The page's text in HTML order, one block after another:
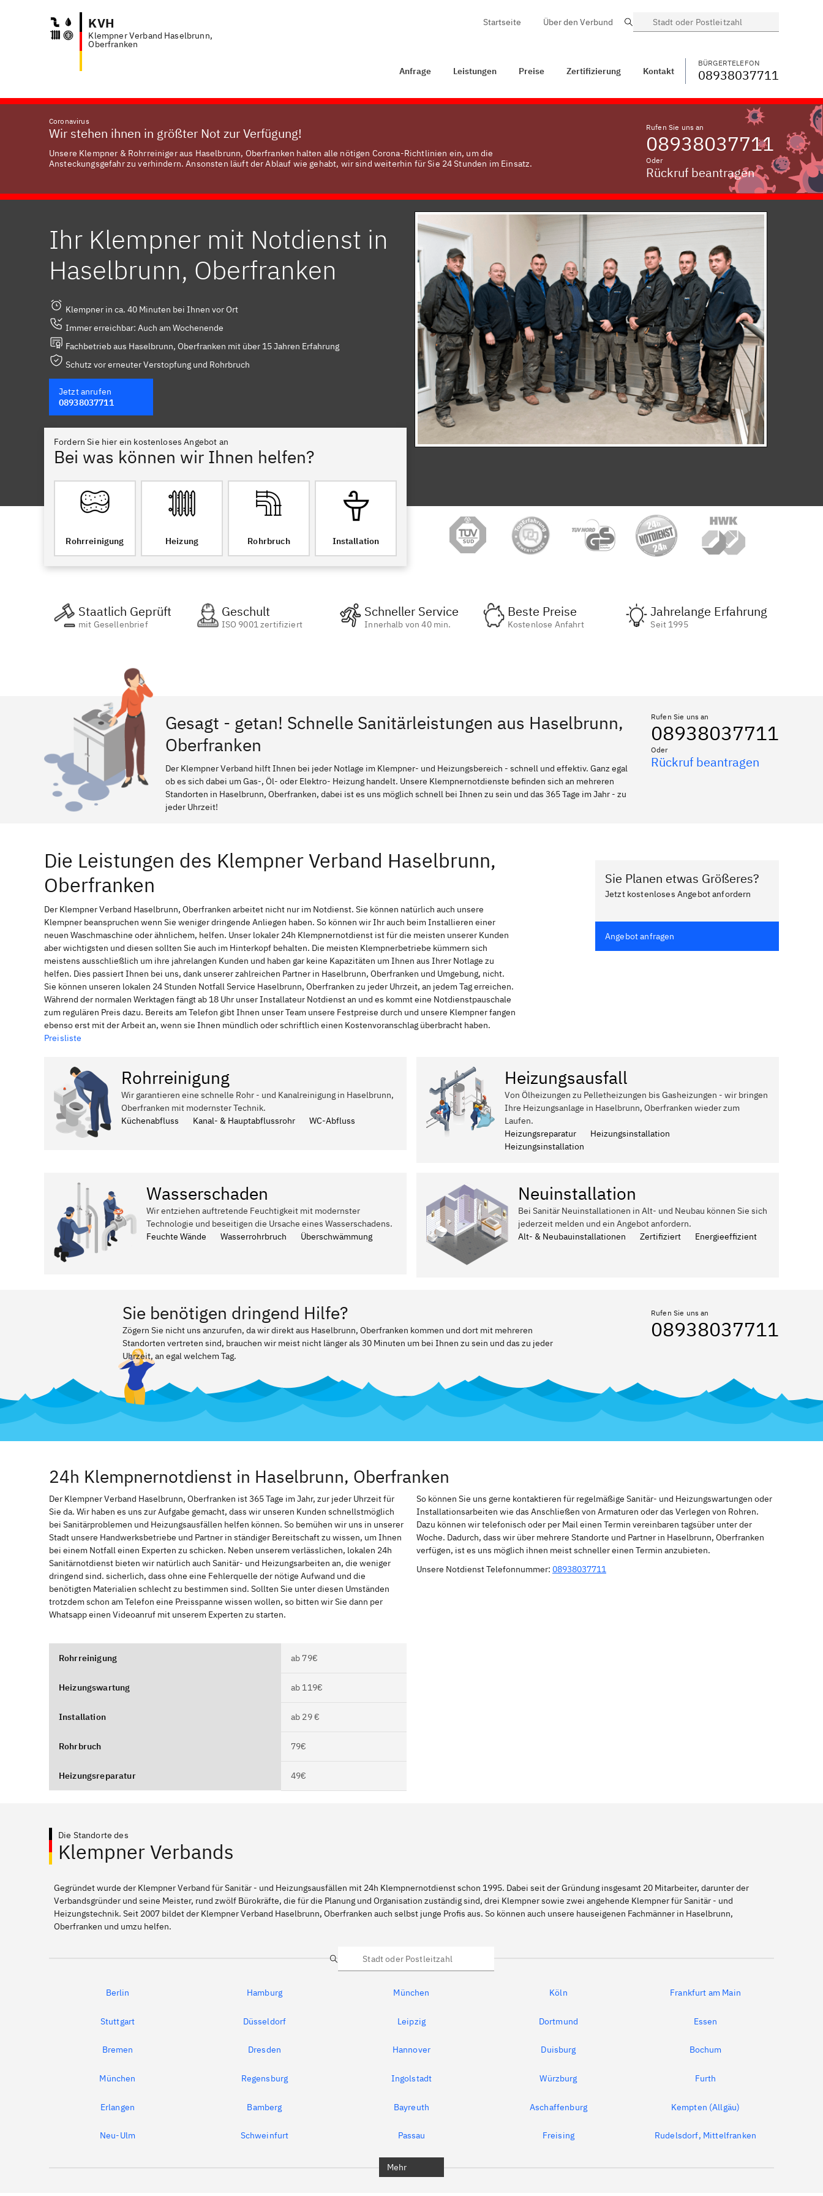
KVH
Klempner Verband Haselbrunn,
Oberfranken
BÜRGERTELEFON WECHSELN
Startseite Über den Verbund Suche
Anfrage Leistungen Preise Zertifizierung Kontakt
BÜRGERTELEFON
08938037711
Coronavirus
Wir stehen ihnen in größter Not zur Verfügung!
Unsere Klempner & Rohrreiniger aus Haselbrunn, Oberfranken halten alle nötigen Corona-Richtlinien ein, um die
Ansteckungsgefahr zu verhindern. Ansonsten läuft der Ablauf wie gehabt, wir sind weiterhin für Sie 24 Stunden im Einsatz.
Rufen Sie uns an
08938037711
Oder
Rückruf beantragen
Ihr Klempner mit Notdienst in
Haselbrunn, Oberfranken
Klempner in ca. 40 Minuten bei Ihnen vor Ort
Immer erreichbar: Auch am Wochenende
Fachbetrieb aus Haselbrunn, Oberfranken mit über 15 Jahren Erfahrung
Schutz vor erneuter Verstopfung und Rohrbruch
Jetzt anrufen
08938037711
Fordern Sie hier ein kostenloses Angebot an
Bei was können wir Ihnen helfen?
Rohrreinigung Heizung Rohrbruch Installation
Staatlich Geprüft
mit Gesellenbrief
Geschult
ISO 9001 zertifiziert
Schneller Service
Innerhalb von 40 min.
Beste Preise
Kostenlose Anfahrt
Jahrelange Erfahrung
Seit 1995
Gesagt - getan! Schnelle Sanitärleistungen aus Haselbrunn,
Oberfranken
Der Klempner Verband hilft Ihnen bei jeder Notlage im Klempner- und Heizungsbereich - schnell und effektiv. Ganz egal
ob es sich dabei um Gas-, Öl- oder Elektro- Heizung handelt. Unsere Klempnernotdienste befinden sich an mehreren
Standorten in Haselbrunn, Oberfranken, dabei ist es uns möglich schnell bei Ihnen zu sein und das 365 Tage im Jahr - zu
jeder Uhrzeit!
Rufen Sie uns an
08938037711
Oder
Rückruf beantragen
Die Leistungen des Klempner Verband Haselbrunn,
Oberfranken
Der Klempner Verband Haselbrunn, Oberfranken arbeitet nicht nur im Notdienst. Sie können natürlich auch unsere
Klempner beanspruchen wenn Sie weniger dringende Anliegen haben. So können wir Ihr auch beim Installieren einer
neuen Waschmaschine oder ähnlichem, helfen. Unser lokaler 24h Klempnernotdienst ist für die meisten unserer Kunden
aber wichtigsten und diesen sollten Sie auch im Hinterkopf behalten. Die meisten Klempnerbetriebe kümmern sich
meistens ausschließlich um ihre jahrelangen Kunden und haben gar keine Kapazitäten um Ihnen aus Ihrer Notlage zu
helfen. Dies passiert Ihnen bei uns, dank unserer zahlreichen Partner in Haselbrunn, Oberfranken und Umgebung, nicht.
Sie können unseren lokalen 24 Stunden Notfall Service Haselbrunn, Oberfranken zu jeder Uhrzeit, an jedem Tag erreichen.
Während der normalen Werktagen fängt ab 18 Uhr unser Installateur Notdienst an und es kommt eine Notdienstpauschale
zum regulären Preis dazu. Bereits am Telefon gibt Ihnen unser Team unsere Festpreise durch und unsere Klempner fangen
ebenso erst mit der Arbeit an, wenn sie Ihnen mündlich oder schriftlich einen Kostenvoranschlag überbracht haben.
Preisliste
Sie Planen etwas Größeres?
Jetzt kostenloses Angebot anfordern
Angebot anfragen
Rohrreinigung
Wir garantieren eine schnelle Rohr - und Kanalreinigung in Haselbrunn,
Oberfranken mit modernster Technik.
Küchenabfluss
Kanal- & Hauptabflussrohr WC-Abfluss
Heizungsausfall
Von Ölheizungen zu Pelletheizungen bis Gasheizungen - wir bringen
Ihre Heizungsanlage in Haselbrunn, Oberfranken wieder zum
Laufen.
Heizungsreparatur
Heizungsinstallation
Heizungsinstallation
Wasserschaden
Wir entziehen auftretende Feuchtigkeit mit modernster
Technologie und beseitigen die Ursache eines Wasserschadens.
Feuchte Wände
Wasserrohrbruch Überschwämmung
Neuinstallation
Bei Sanitär Neuinstallationen in Alt- und Neubau können Sie sich
jederzeit melden und ein Angebot anfordern.
Alt- & Neubauinstallationen
Zertifiziert Energieeffizient
Sie benötigen dringend Hilfe?
Zögern Sie nicht uns anzurufen, da wir direkt aus Haselbrunn, Oberfranken kommen und dort mit mehreren
Standorten vertreten sind, brauchen wir meist nicht länger als 30 Minuten um bei Ihnen zu sein und das zu jeder
Uhrzeit, an egal welchem Tag.
Rufen Sie uns an
08938037711
24h Klempnernotdienst in Haselbrunn, Oberfranken
Der Klempner Verband Haselbrunn, Oberfranken ist 365 Tage im Jahr, zur jeder Uhrzeit für
Sie da. Wir haben es uns zur Aufgabe gemacht, dass wir unseren Kunden schnellstmöglich
bei Sanitärproblemen und Heizungsausfällen helfen können. So bemühen wir uns in unserer
Stadt unsere Handwerksbetriebe und Partner in ständiger Bereitschaft zu wissen, um Ihnen
bei einem Notfall einen Experten zu schicken. Neben unserem verlässlichen, lokalen 24h
Sanitärnotdienst bieten wir natürlich auch Sanitär- und Heizungsarbeiten an, die weniger
dringend sind. sicherlich, dass ohne eine Fehlerquelle der nötige Aufwand und die
benötigten Materialien schlecht zu bestimmen sind. Sollten Sie unter diesen Umständen
trotzdem schon am Telefon eine Preisspanne wissen wollen, so bitten wir Sie dann per
Whatsapp einen Videoanruf mit unserem Experten zu starten.
So können Sie uns gerne kontaktieren für regelmäßige Sanitär- und Heizungswartungen oder
Installationsarbeiten wie das Anschließen von Armaturen oder das Verlegen von Rohren.
Dazu können wir telefonisch oder per Mail einen Termin vereinbaren tagsüber unter der
Woche. Dadurch, dass wir über mehrere Standorte und Partner in Haselbrunn, Oberfranken
verfügen, ist es uns möglich ihnen meist schneller einen Termin anzubieten.
Unsere Notdienst Telefonnummer: 08938037711
Rohrreinigung ab 79€
Heizungswartung ab 119€
Installation ab 29 €
Rohrbruch 79€
Heizungsreparatur 49€
Die Standorte des
Klempner Verbands
Gegründet wurde der Klempner Verband für Sanitär - und Heizungsausfällen mit 24h Klempnernotdienst schon 1995. Dabei seit der Gründung insgesamt 20 Mitarbeiter, darunter der
Verbandsgründer und seine Meister, rund zwölf Bürokräfte, die für die Planung und Organisation zuständig sind, drei Klempner sowie zwei angehende Klempner für Sanitär - und
Heizungstechnik. Seit 2007 bildet der Klempner Verband Haselbrunn, Oberfranken auch selbst junge Profis aus. So können auch unsere hauseigenen Fachmänner in Haselbrunn,
Oberfranken und umzu helfen.
Suche
Berlin Hamburg München Köln Frankfurt am Main
Stuttgart Düsseldorf Leipzig Dortmund Essen
Bremen Dresden Hannover Duisburg Bochum
München Regensburg Ingolstadt Würzburg Furth
Erlangen Bamberg Bayreuth Aschaffenburg Kempten (Allgäu)
Neu-Ulm Schweinfurt Passau Freising Rudelsdorf, Mittelfranken
Mehr